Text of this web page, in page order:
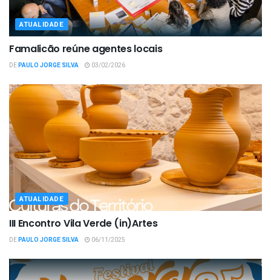
ATUALIDADE
Famalicão reúne agentes locais
DEPAULO JORGE SILVA 03/02/2026
ATUALIDADE
III Encontro Vila Verde (in)Artes
DEPAULO JORGE SILVA 06/11/2025